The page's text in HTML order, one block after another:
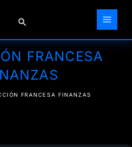
Buscar
FRANCESA
FRANCESA FINANZAS